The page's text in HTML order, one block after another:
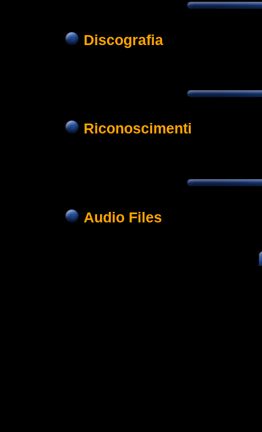
Discografia
Riconoscimenti
Audio Files